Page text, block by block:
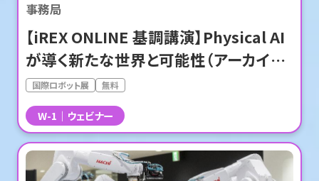
W-1 ウェビナー
事務局
【iREX ONLINE 基調講演】Physical AI
が導く新たな世界と可能性（アーカイブ
配信中）
国際ロボット展 無料